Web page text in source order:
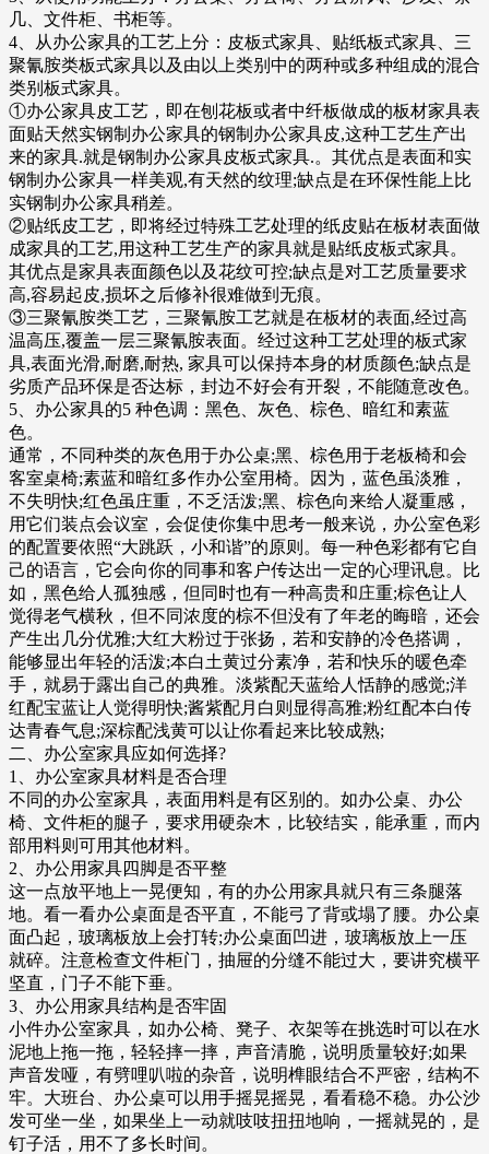
几、文件柜、书柜等。
4、从办公家具的工艺上分：皮板式家具、贴纸板式家具、三
聚氰胺类板式家具以及由以上类别中的两种或多种组成的混合
类别板式家具。
①办公家具皮工艺，即在刨花板或者中纤板做成的板材家具表
面贴天然实钢制办公家具的钢制办公家具皮,这种工艺生产出
来的家具.就是钢制办公家具皮板式家具.。其优点是表面和实
钢制办公家具一样美观,有天然的纹理;缺点是在环保性能上比
实钢制办公家具稍差。
②贴纸皮工艺，即将经过特殊工艺处理的纸皮贴在板材表面做
成家具的工艺,用这种工艺生产的家具就是贴纸皮板式家具。
其优点是家具表面颜色以及花纹可控;缺点是对工艺质量要求
高,容易起皮,损坏之后修补很难做到无痕。
③三聚氰胺类工艺，三聚氰胺工艺就是在板材的表面,经过高
温高压,覆盖一层三聚氰胺表面。经过这种工艺处理的板式家
具,表面光滑,耐磨,耐热, 家具可以保持本身的材质颜色;缺点是
劣质产品环保是否达标，封边不好会有开裂，不能随意改色。
5、办公家具的5 种色调：黑色、灰色、棕色、暗红和素蓝
色。
通常，不同种类的灰色用于办公桌;黑、棕色用于老板椅和会
客室桌椅;素蓝和暗红多作办公室用椅。因为，蓝色虽淡雅，
不失明快;红色虽庄重，不乏活泼;黑、棕色向来给人凝重感，
用它们装点会议室，会促使你集中思考一般来说，办公室色彩
的配置要依照“大跳跃，小和谐”的原则。每一种色彩都有它自
己的语言，它会向你的同事和客户传达出一定的心理讯息。比
如，黑色给人孤独感，但同时也有一种高贵和庄重;棕色让人
觉得老气横秋，但不同浓度的棕不但没有了年老的晦暗，还会
产生出几分优雅;大红大粉过于张扬，若和安静的冷色搭调，
能够显出年轻的活泼;本白土黄过分素净，若和快乐的暖色牵
手，就易于露出自己的典雅。淡紫配天蓝给人恬静的感觉;洋
红配宝蓝让人觉得明快;酱紫配月白则显得高雅;粉红配本白传
达青春气息;深棕配浅黄可以让你看起来比较成熟;
二、办公室家具应如何选择?
1、办公室家具材料是否合理
不同的办公室家具，表面用料是有区别的。如办公桌、办公
椅、文件柜的腿子，要求用硬杂木，比较结实，能承重，而内
部用料则可用其他材料。
2、办公用家具四脚是否平整
这一点放平地上一晃便知，有的办公用家具就只有三条腿落
地。看一看办公桌面是否平直，不能弓了背或塌了腰。办公桌
面凸起，玻璃板放上会打转;办公桌面凹进，玻璃板放上一压
就碎。注意检查文件柜门，抽屉的分缝不能过大，要讲究横平
坚直，门子不能下垂。
3、办公用家具结构是否牢固
小件办公室家具，如办公椅、凳子、衣架等在挑选时可以在水
泥地上拖一拖，轻轻摔一摔，声音清脆，说明质量较好;如果
声音发哑，有劈哩叭啦的杂音，说明榫眼结合不严密，结构不
牢。大班台、办公桌可以用手摇晃摇晃，看看稳不稳。办公沙
发可坐一坐，如果坐上一动就吱吱扭扭地响，一摇就晃的，是
钉子活，用不了多长时间。